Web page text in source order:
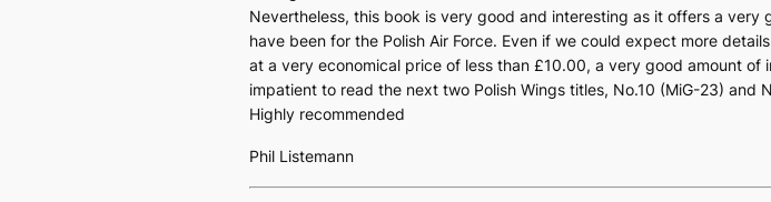
Nevertheless, this book is very good and interesting as it offers a
have been for the Polish Air Force. Even if we could expect more
at a very economical price of less than £10.00, a very good amount of
impatient to read the next two Polish Wings titles, No.10 (MiG-23) and
Highly recommended
Phil Listemann